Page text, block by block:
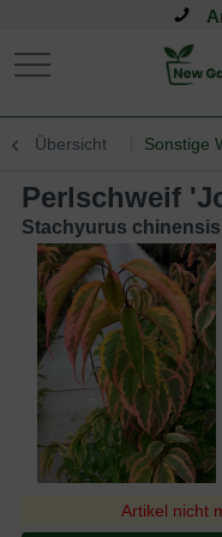
Übersicht Sonstige
Perlschweif
Stachyurus
Artikel nicht